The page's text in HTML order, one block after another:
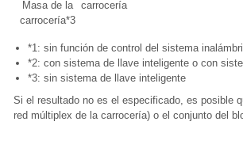
Masa de la
carrocería*3
carrocería
*1: sin función de control del sistema
*2: con sistema de llave inteligente o con
*3: sin sistema de llave inteligente
Si el resultado no es el especificado, es posible
red múltiplex de la carrocería) o el conjunto del